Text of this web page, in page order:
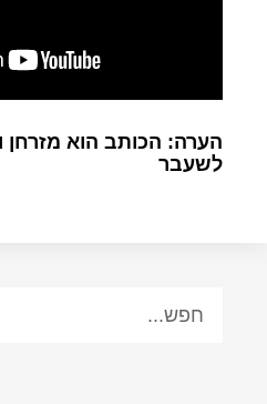
הערה: הכותב הוא מזרחן
לשעבר